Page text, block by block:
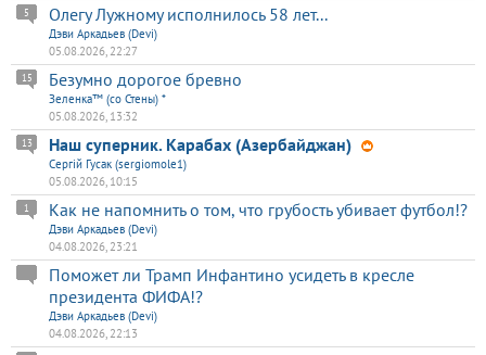
Олегу Лужному исполнилось 58 лет...
5
Дэви Аркадьев (Devi)
05.08.2026, 22:27
Безумно дорогое бревно
15
Зеленка™ (со Стены) *
05.08.2026, 13:32
Наш суперник. Карабах (Азербайджан)
13
Сергій Гусак (sergiomole1)
05.08.2026, 10:15
Как не напомнить о том, что грубость убивает футбол!?
1
Дэви Аркадьев (Devi)
04.08.2026, 23:21
Поможет ли Трамп Инфантино усидеть в кресле
президента ФИФА!?
Дэви Аркадьев (Devi)
04.08.2026, 22:13